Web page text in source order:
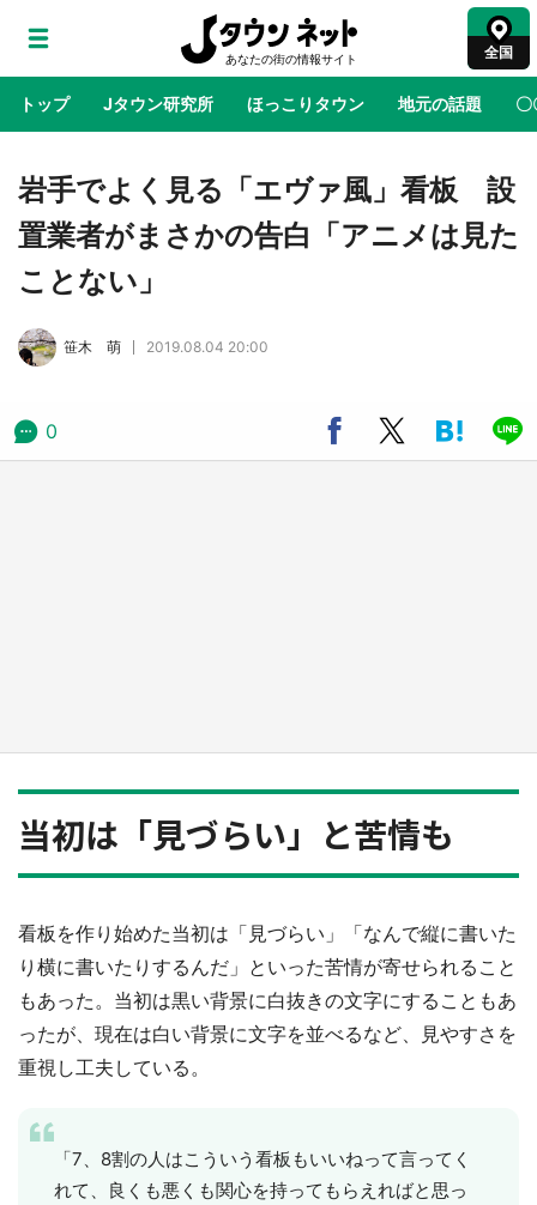
全国
トップ Jタウン研究所 ほっこりタウン 地元の話題 〇
地域×二次元 絶景 あの時はありがとう 物語がはじ
公式プロモ動画で「聖地」が生産されてます
の「猫猫像」も【8／1～10／26】
岩手でよく見る「エヴァ風」看板 設
置業者がまさかの告白「アニメは見た
ことない」
笹木 萌 2019.08.04 20:00
0
当初は「見づらい」と苦情も
看板を作り始めた当初は「見づらい」「なんで縦に書いた
り横に書いたりするんだ」といった苦情が寄せられること
もあった。当初は黒い背景に白抜きの文字にすることもあ
ったが、現在は白い背景に文字を並べるなど、見やすさを
重視し工夫している。
「7、8割の人はこういう看板もいいねって言ってく
れて、良くも悪くも関心を持ってもらえればと思っ